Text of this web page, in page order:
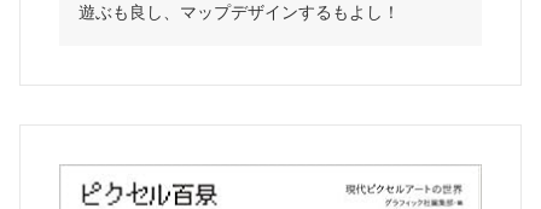
遊ぶも良し、マップデザインするもよし！